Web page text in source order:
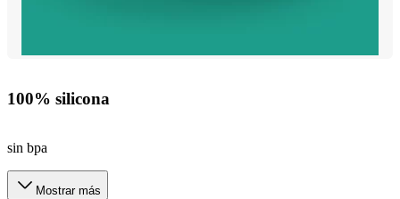
100% silicona
sin bpa
Mostrar más